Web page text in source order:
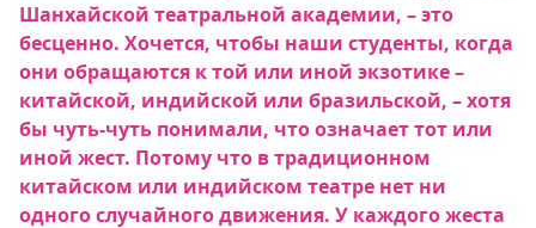
Шанхайской театральной академии, – это
бесценно. Хочется, чтобы наши студенты, когда
они обращаются к той или иной экзотике –
китайской, индийской или бразильской, – хотя
бы чуть-чуть понимали, что означает тот или
иной жест. Потому что в традиционном
китайском или индийском театре нет ни
одного случайного движения. У каждого жеста